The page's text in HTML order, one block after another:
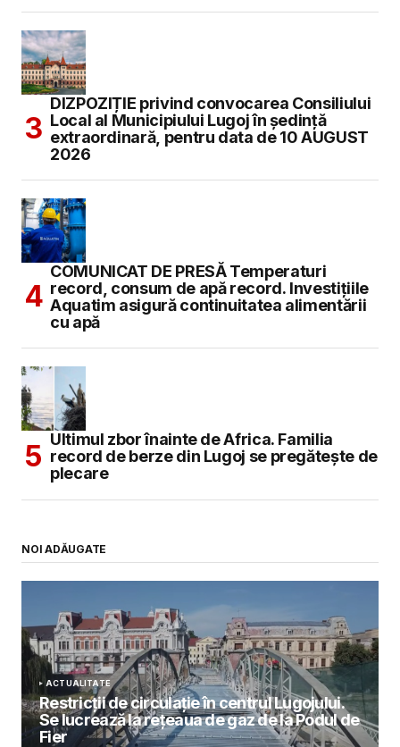
DIZPOZIȚIE privind convocarea Consiliului
Local al Municipiului Lugoj în şedinţă
extraordinară, pentru data de 10 AUGUST
2026
COMUNICAT DE PRESĂ Temperaturi
record, consum de apă record. Investițiile
Aquatim asigură continuitatea alimentării
cu apă
Ultimul zbor înainte de Africa. Familia
record de berze din Lugoj se pregătește de
plecare
NOI ADĂUGATE
ACTUALITATE
Restricții de circulație în centrul Lugojului.
Se lucrează la rețeaua de gaz de la Podul de
Fier